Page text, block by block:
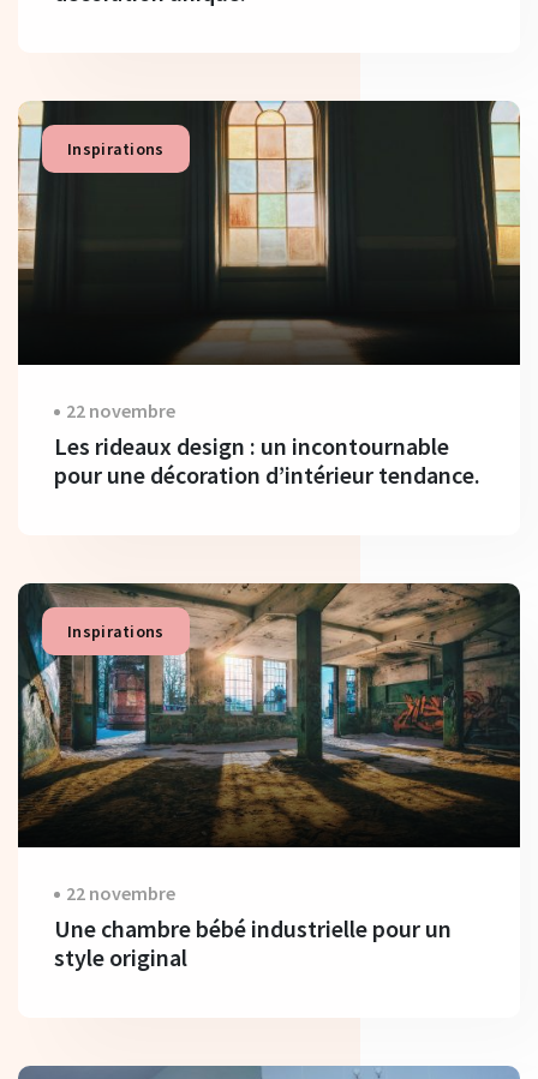
Inspirations
22 novembre
Les rideaux design : un incontournable
pour une décoration d’intérieur tendance.
Inspirations
22 novembre
Une chambre bébé industrielle pour un
style original